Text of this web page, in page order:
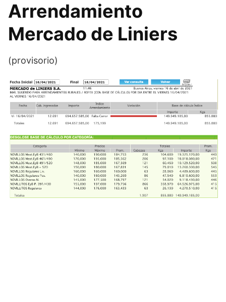
Arrendamiento
Mercado de Liniers
(provisorio)